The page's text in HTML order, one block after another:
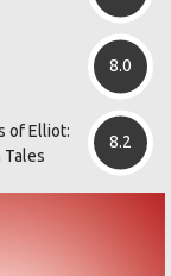
8.0
of Elliot:
8.2